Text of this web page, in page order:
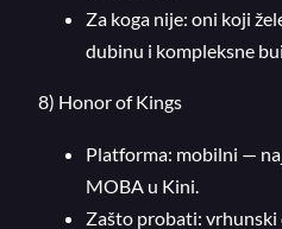
Za koga nije: oni koji
dubinu i kompleksne
8) Honor of Kings
Platforma: mobilni —
MOBA u Kini.
Zašto probati: vrhunski